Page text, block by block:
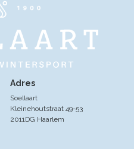
Adres
Soellaart
Kleinehoutstraat 49-53
2011DG Haarlem